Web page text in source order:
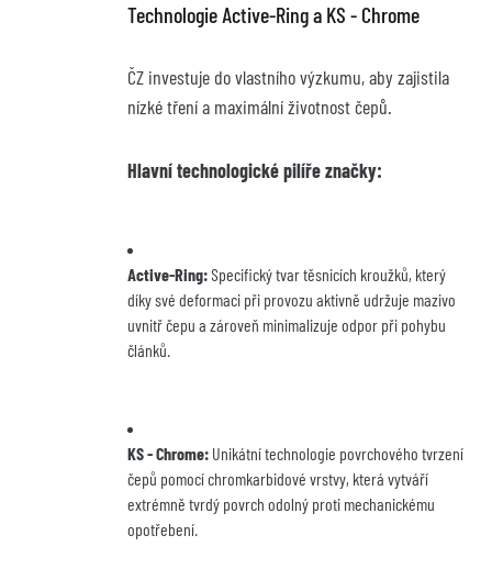
Technologie Active-Ring a KS - Chrome
ČZ investuje do vlastního výzkumu, aby zajistila
nízké tření a maximální životnost čepů.
Hlavní technologické pilíře značky:
Active-Ring: Specifický tvar těsnicích kroužků, který
díky své deformaci při provozu aktivně udržuje mazivo
uvnitř čepu a zároveň minimalizuje odpor při pohybu
článků.
KS - Chrome: Unikátní technologie povrchového tvrzení
čepů pomocí chromkarbidové vrstvy, která vytváří
extrémně tvrdý povrch odolný proti mechanickému
opotřebení.